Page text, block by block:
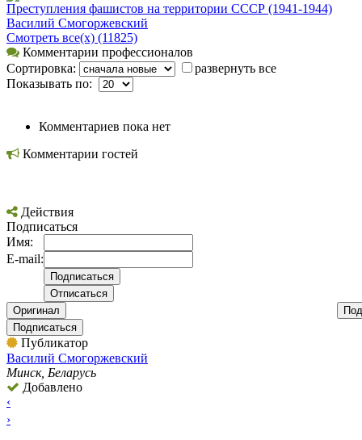
Преступления фашистов на территории СССР (1941-1944)
Вacилий Смогоржевский
Смотреть все(х) (11825)
Комментарии профессионалов
Сортировка:
развернуть все
Показывать по:
Комментариев пока нет
Комментарии гостей
Действия
Подписаться
Имя:
E-mail:
Оригинал
Подписаться
Публикатор
Вacилий Смогоржевский
Минск, Беларусь
Добавлено
‹
›